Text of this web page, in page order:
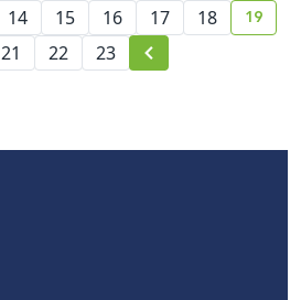
14 15 16 17 18
19
21 22 23